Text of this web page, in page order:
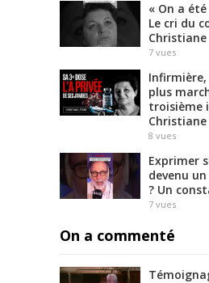
« On a
Le cri du
Christiane
7 vues
plus
troisième
8 vues
Exprimer
devenu
? Un
7 vues
On a commenté